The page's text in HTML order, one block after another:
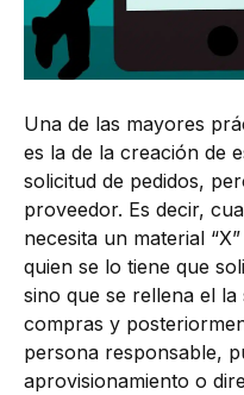
Una de las mayores
es la de la creación de
solicitud de pedidos,
proveedor. Es decir,
necesita un material
quien se lo tiene que
sino que se rellena el la
compras y
persona responsable,
aprovisionamiento o